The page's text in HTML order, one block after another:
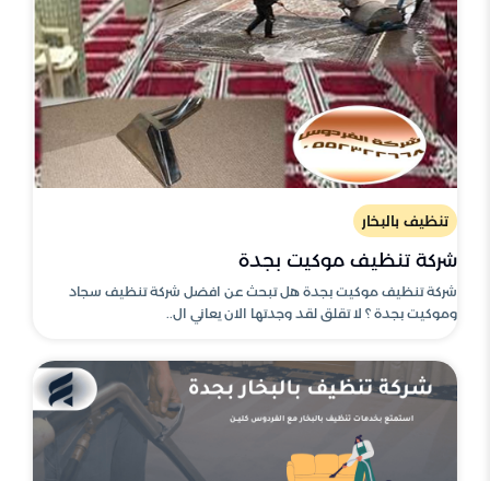
تنظيف بالبخار
شركة تنظيف موكيت بجدة
شركة تنظيف موكيت بجدة هل تبحث عن افضل شركة تنظيف سجاد
وموكيت بجدة ؟ لا تقلق لقد وجدتها الان يعاني ال..